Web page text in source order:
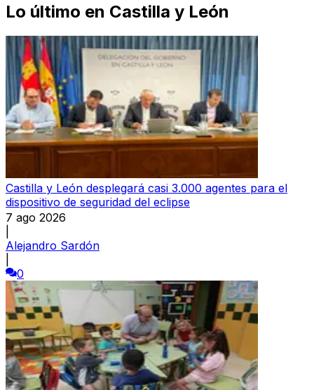
Lo último en Castilla y León
Castilla y León desplegará casi 3.000 agentes para el
dispositivo de seguridad del eclipse
7 ago 2026
Alejandro Sardón
0